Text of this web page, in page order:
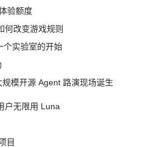
验额度
何改变游戏规则
个实验室的开始
模开源 Agent 路演现场诞生
户无限用 Luna
目